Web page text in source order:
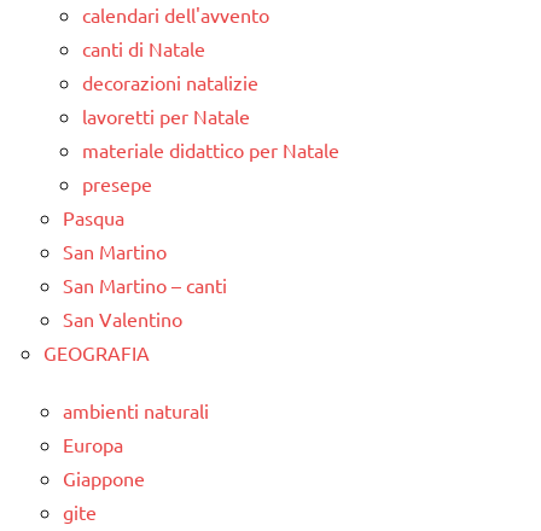
calendari dell'avvento
canti di Natale
decorazioni natalizie
lavoretti per Natale
materiale didattico per Natale
presepe
Pasqua
San Martino
San Martino – canti
San Valentino
GEOGRAFIA
ambienti naturali
Europa
Giappone
gite